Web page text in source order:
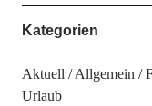
Kategorien
Aktuell Allgemein
Urlaub